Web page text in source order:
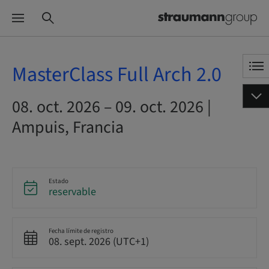
MasterClass Full Arch 2.0
08. oct. 2026 – 09. oct. 2026 |
Ampuis, Francia
Estado
reservable
Fecha límite de registro
08. sept. 2026 (UTC+1)